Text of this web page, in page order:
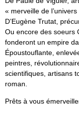
« merveille de l’univers
D’Eugène Trutat,
Ou encore des soeurs
fonderont un empire
Époustouflante,
peintres,
scientifiques, artisans
roman.
Prêts à vous